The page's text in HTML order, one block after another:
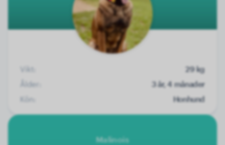
Vikt:
29 kg
Ålder:
3 år, 4 månader
Kön:
Honhund
Malinois